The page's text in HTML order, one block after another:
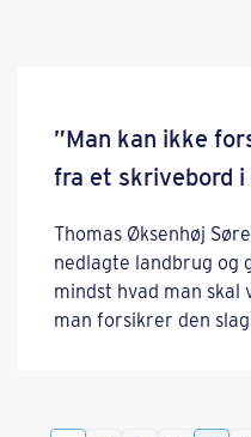
”Man kan ikke
fra et skrivebord i
Thomas Øksenhøj
nedlagte landbrug og
mindst hvad man
man forsikrer den